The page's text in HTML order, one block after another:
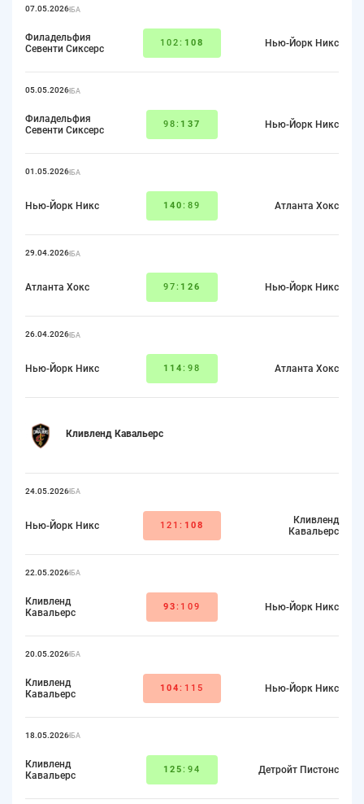
07.05.2026НБА
Филадельфия
Севенти Сиксерс
102: 108 Нью-Йорк Никс
05.05.2026НБА
Филадельфия
Севенти Сиксерс
98: 137 Нью-Йорк Никс
01.05.2026НБА
Нью-Йорк Никс 140:89 Атланта Хокс
29.04.2026НБА
Атланта Хокс 97: 126 Нью-Йорк Никс
26.04.2026НБА
Нью-Йорк Никс 114:98 Атланта Хокс
Кливленд Кавальерс
24.05.2026НБА
Нью-Йорк Никс 121: 108
Кливленд
Кавальерс
22.05.2026НБА
Кливленд
Кавальерс
93:109 Нью-Йорк Никс
20.05.2026НБА
Кливленд
Кавальерс
104:115 Нью-Йорк Никс
18.05.2026НБА
Кливленд
Кавальерс
125:94 Детройт Пистонс